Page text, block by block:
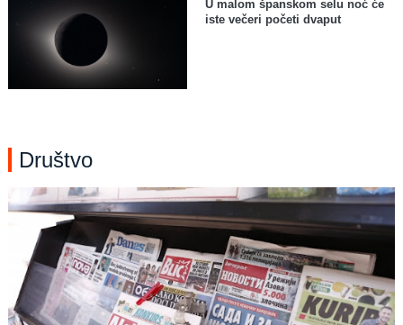
U malom španskom selu noć će
iste večeri početi dvaput
Društvo